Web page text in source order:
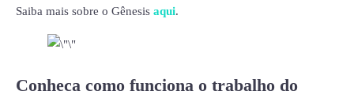
Saiba mais sobre o Gênesis aqui.
Conheça como funciona o trabalho do